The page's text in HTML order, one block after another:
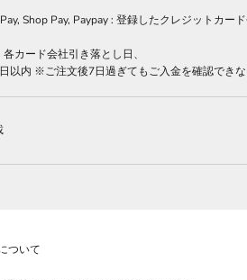
Shop Pay, Paypay: 登録したクレジットカー
カード会社引き落とし日、
日以内 ※ご注文後7日過ぎてもご入金を確認でき
ついて